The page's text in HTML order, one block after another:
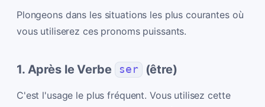
Plongeons dans les situations les plus courantes où
vous utiliserez ces pronoms puissants.
1. Après le Verbe ser (être)
C'est l'usage le plus fréquent. Vous utilisez cette